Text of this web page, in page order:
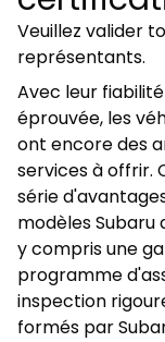
Veuillez valider
représentants.
Avec leur
éprouvée, les
ont encore des
services à offrir.
série
modèles Subaru
y compris une
programme
inspection
formés par